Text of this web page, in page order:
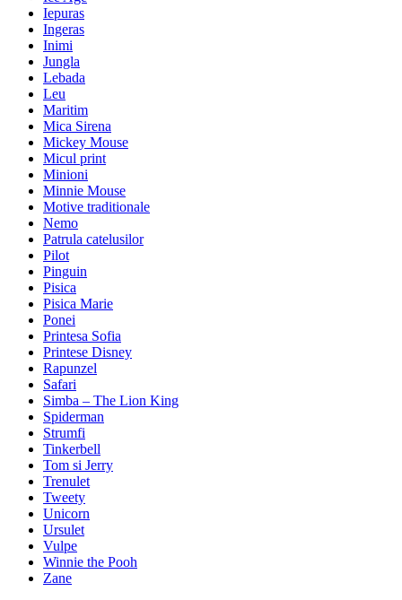
Iepuras
Ingeras
Inimi
Jungla
Lebada
Leu
Maritim
Mica Sirena
Mickey Mouse
Micul print
Minioni
Minnie Mouse
Motive traditionale
Nemo
Patrula catelusilor
Pilot
Pinguin
Pisica
Pisica Marie
Ponei
Printesa Sofia
Printese Disney
Rapunzel
Safari
Simba – The Lion King
Spiderman
Strumfi
Tinkerbell
Tom si Jerry
Trenulet
Tweety
Unicorn
Ursulet
Vulpe
Winnie the Pooh
Zane